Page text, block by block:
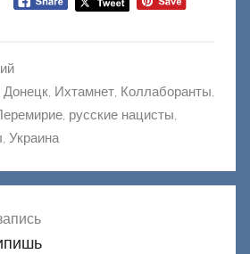
Донецк, Ихтамнет, Коллаборанты,
, русские нацисты,
, Украина